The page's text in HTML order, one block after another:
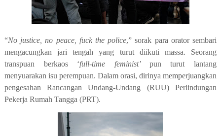
“No justice, no peace, fuck the police,” sorak para orator sembari
mengacungkan jari tengah yang turut diikuti massa. Seorang
transpuan berkaos ‘full-time feminist’ pun turut lantang
menyuarakan isu perempuan. Dalam orasi, dirinya memperjuangkan
pengesahan Rancangan Undang-Undang (RUU) Perlindungan
Pekerja Rumah Tangga (PRT).